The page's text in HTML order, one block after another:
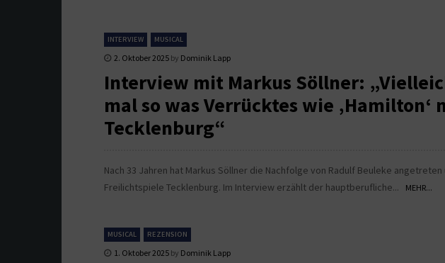
INTERVIEW MUSICAL
2. Oktober 2025 by Dominik Lapp
Interview mit Markus Söllner:
mal so was Verrücktes wie ‚Hamilton‘
Tecklenburg“
Nach 33 Jahren hat Markus Söllner die Nachfolge von Radulf Beuleke
Freilichtspiele Tecklenburg. Im Interview erzählt der hauptberufliche...
MEHR...
MUSICAL REZENSION
1. Oktober 2025 by Dominik Lapp